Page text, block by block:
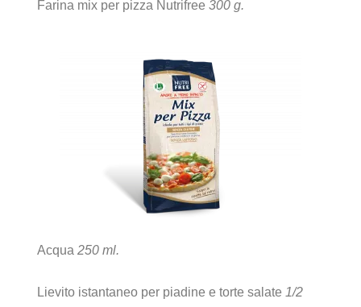
Farina mix per pizza Nutrifree 300 g.
Acqua 250 ml.
Lievito istantaneo per piadine e torte salate 1/2